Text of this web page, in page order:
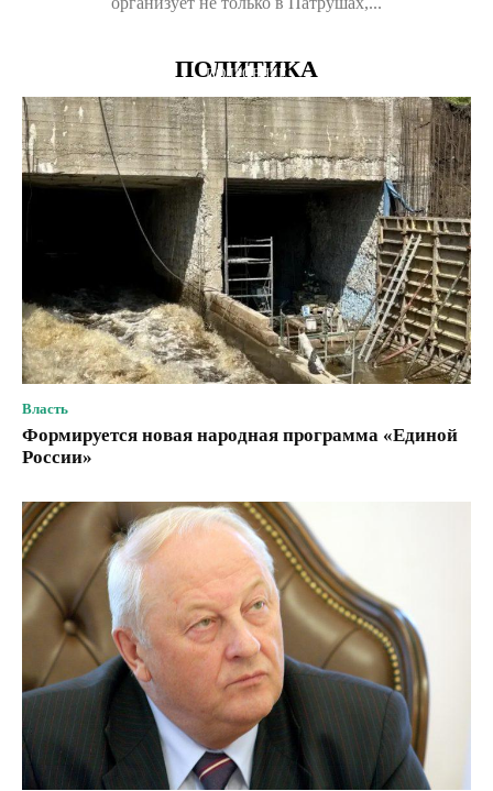
ПОДРОБНЕЕ
ПОЛИТИКА
Власть
Формируется новая народная программа «Единой
России»